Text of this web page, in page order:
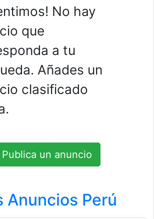
No hay
que
a tu
Añades un
clasificado
Publica un anuncio
Anuncios Perú